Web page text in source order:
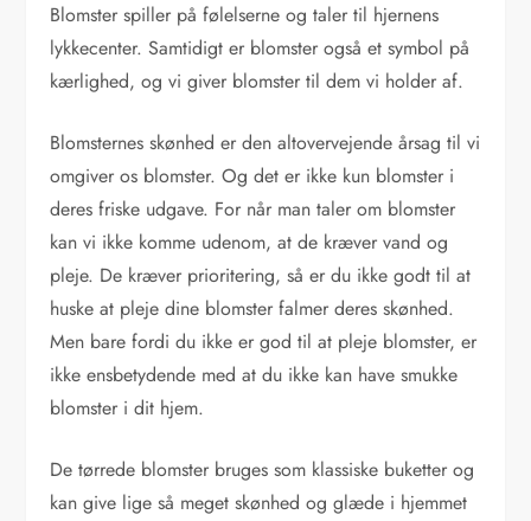
Blomster spiller på følelserne og taler til hjernens
lykkecenter. Samtidigt er blomster også et symbol på
kærlighed, og vi giver blomster til dem vi holder af.
Blomsternes skønhed er den altovervejende årsag til vi
omgiver os blomster. Og det er ikke kun blomster i
deres friske udgave. For når man taler om blomster
kan vi ikke komme udenom, at de kræver vand og
pleje. De kræver prioritering, så er du ikke godt til at
huske at pleje dine blomster falmer deres skønhed.
Men bare fordi du ikke er god til at pleje blomster, er
ikke ensbetydende med at du ikke kan have smukke
blomster i dit hjem.
De tørrede blomster bruges som klassiske buketter og
kan give lige så meget skønhed og glæde i hjemmet